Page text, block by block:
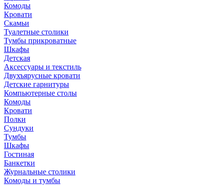
Комоды
Кровати
Скамьи
Туалетные столики
Тумбы прикроватные
Шкафы
Детская
Аксессуары и текстиль
Двухъярусные кровати
Детские гарнитуры
Компьютерные столы
Комоды
Кровати
Полки
Сундуки
Тумбы
Шкафы
Гостиная
Банкетки
Журнальные столики
Комоды и тумбы